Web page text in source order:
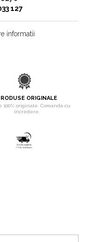
127
informatii
ORIGINALE
100% originale. Comanda cu
incredere.